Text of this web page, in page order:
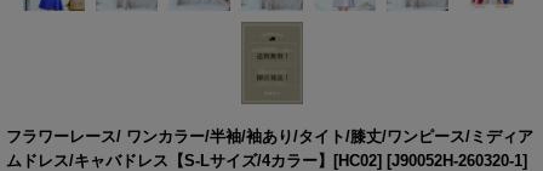
フラワーレース/ ワンカラー/半袖/袖あり/タイト/膝丈/ワンピース/ミディア
ムドレス/キャバドレス【S-Lサイズ/4カラー】[HC02] [J90052H-260320-1]